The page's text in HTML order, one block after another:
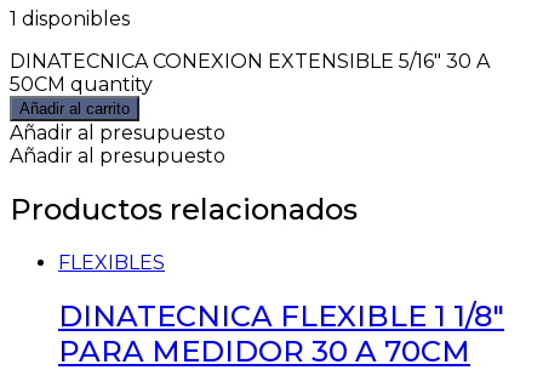
1 disponibles
DINATECNICA CONEXION EXTENSIBLE 5/16" 30 A
50CM quantity
Añadir al carrito
Añadir al presupuesto
Añadir al presupuesto
Productos relacionados
FLEXIBLES
DINATECNICA FLEXIBLE 1 1/8″
PARA MEDIDOR 30 A 70CM